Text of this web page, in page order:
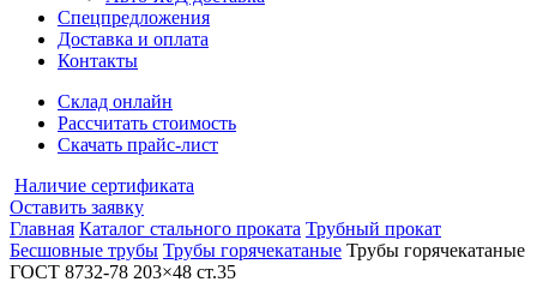
Спецпредложения
Доставка и оплата
Контакты
Склад онлайн
Рассчитать стоимость
Скачать прайс-лист
Наличие сертификата
Оставить заявку
Главная Каталог стального проката Трубный прокат
Бесшовные трубы Трубы горячекатаные Трубы горячекатаные
ГОСТ 8732-78 203×48 ст.35